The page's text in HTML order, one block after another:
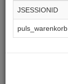
JSESSIONID
puls_warenkorb